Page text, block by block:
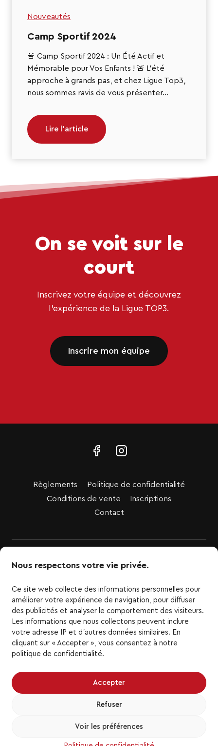
Nous respectons votre vie privée.
Ce site web collecte des informations personnelles pour
améliorer votre expérience de navigation, pour diffuser
des publicités et analyser le comportement des visiteurs.
Les informations que nous collectons peuvent inclure
votre adresse IP et d'autres données similaires. En
cliquant sur « Accepter », vous consentez à notre
politique de confidentialité.
Accepter
Refuser
Voir les préférences
Nouveautés
Camp Sportif 2024
🚨 Camp Sportif 2024 : Un Été Actif et
Mémorable pour Vos Enfants ! 🚨 L’été
approche à grands pas, et chez Ligue Top3,
nous sommes ravis de vous présenter…
Lire l’article
On se voit sur le
court
Inscrivez votre équipe et découvrez
l’expérience de la Ligue TOP3.
Inscrire mon équipe
Règlements
Politique de confidentialité
Conditions de vente
Inscriptions
Contact
LigueTOP3.com est le site officiel de la Ligue TOP3 de
basketball. Tous les logos et marques de la Ligue
TOP3 ainsi que les logos et marques d'équipe de la
Ligue TOP3 représentés ici sont la propriété de la
préalable de la Ligue TOP3. Tous droits réservés.